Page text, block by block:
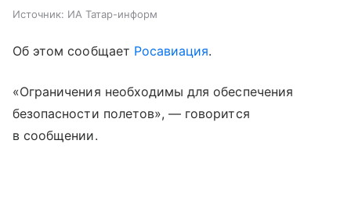
Источник: ИА Татар-информ
Об этом сообщает Росавиация.
«Ограничения необходимы для обеспечения
безопасности полетов», — говорится
в сообщении.